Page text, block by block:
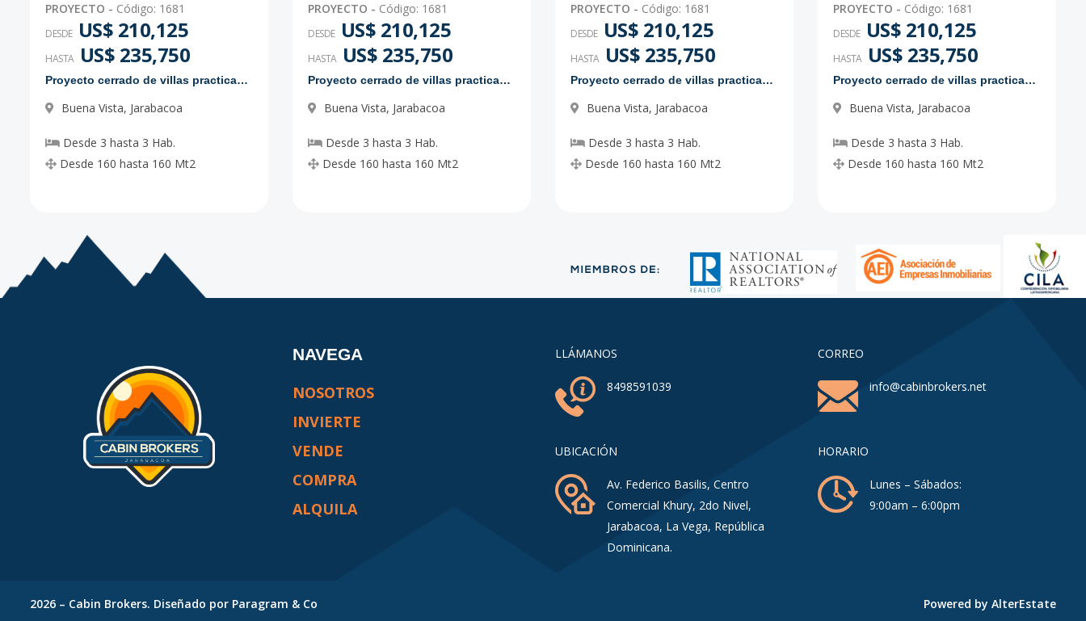
PROYECTO - Código: 1681
DESDE US$ 210,125
HASTA US$ 235,750
Proyecto cerrado de villas practicas y modernas
Buena Vista, Jarabacoa
Desde 3 hasta 3 Hab.
Desde 160 hasta 160 Mt2
PROYECTO - Código: 1681
DESDE US$ 210,125
HASTA US$ 235,750
Proyecto cerrado de villas practicas y modernas
Buena Vista, Jarabacoa
Desde 3 hasta 3 Hab.
Desde 160 hasta 160 Mt2
PROYECTO - Código: 1681
DESDE US$ 210,125
HASTA US$ 235,750
Proyecto cerrado de villas practicas y modernas
Buena Vista, Jarabacoa
Desde 3 hasta 3 Hab.
Desde 160 hasta 160 Mt2
PROYECTO - Código: 1681
DESDE US$ 210,125
HASTA US$ 235,750
Proyecto cerrado de villas practicas y modernas
Buena Vista, Jarabacoa
Desde 3 hasta 3 Hab.
Desde 160 hasta 160 Mt2
NAVEGA
NOSOTROS
INVIERTE
VENDE
COMPRA
ALQUILA
LLÁMANOS
8498591039
UBICACIÓN
Av. Federico Basilis, Centro
Comercial Khury, 2do Nivel,
Jarabacoa, La Vega, República
Dominicana.
CORREO
info@cabinbrokers.net
HORARIO
Lunes – Sábados:
9:00am – 6:00pm
2026 – Cabin Brokers. Diseñado por Paragram & Co Powered by AlterEstate